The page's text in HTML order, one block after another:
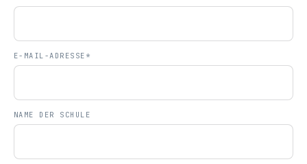
E-MAIL-ADRESSE*
NAME DER SCHULE